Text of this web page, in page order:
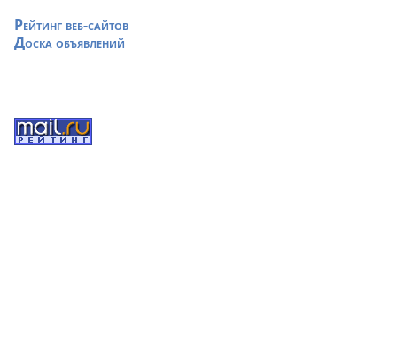
Рейтинг веб-сайтов
Доска объявлений